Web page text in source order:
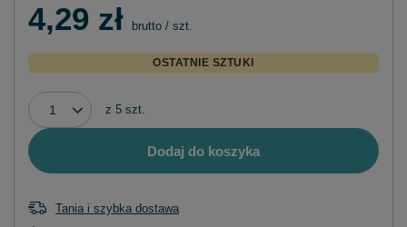
4,29 zł brutto / szt.
OSTATNIE SZTUKI
z 5 szt.
Dodaj do koszyka
Tania i szybka dostawa